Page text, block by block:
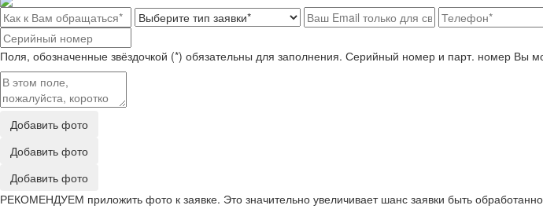
Поля, обозначенные звёздочкой (*) обязательны для заполнения. Серийный номер и парт. номер Вы
Добавить фото
Добавить фото
Добавить фото
РЕКОМЕНДУЕМ приложить фото к заявке. Это значительно увеличивает шанс заявки быть